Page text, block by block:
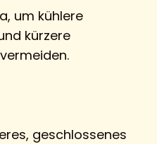
um kühlere
kürzere
geschlossenes